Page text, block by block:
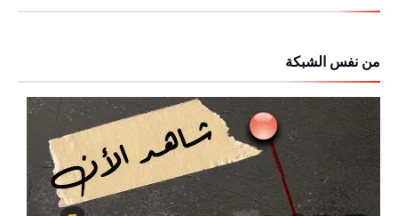
من نفس الشبكة